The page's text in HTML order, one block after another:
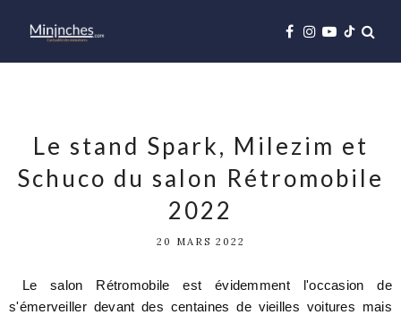
Le stand Spark, Milezim et
Schuco du salon Rétromobile
2022
20 MARS 2022
Le salon Rétromobile est évidemment l'occasion de
s'émerveiller devant des centaines de vieilles voitures mais